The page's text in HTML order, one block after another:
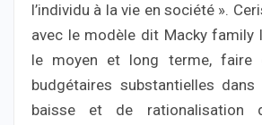
l’individu à la vie en société ».
avec le modèle dit Macky family
le moyen et long terme, faire
budgétaires substantielles
baisse et de rationalisation